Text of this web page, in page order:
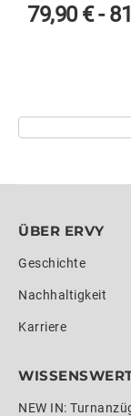
79,90€-
ÜBER ERVY
Geschichte
Nachhaltigkeit
Karriere
NEW IN: